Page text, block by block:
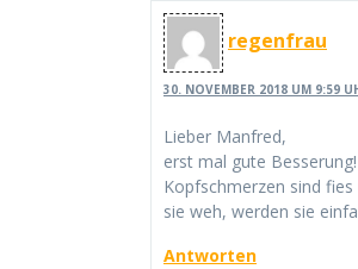
regenfrau
30. NOVEMBER 2018 UM 9:59
Lieber Manfred,
erst mal gute
Kopfschmerzen sind
sie weh, werden sie
Antworten